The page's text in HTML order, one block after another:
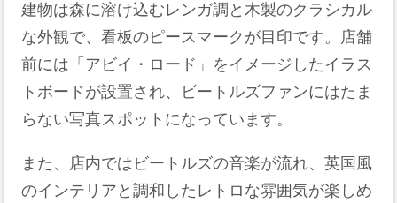
建物は森に溶け込むレンガ調と木製のクラシカル
な外観で、看板のピースマークが目印です。店舗
前には「アビイ・ロード」をイメージしたイラス
トボードが設置され、ビートルズファンにはたま
らない写真スポットになっています。
また、店内ではビートルズの音楽が流れ、英国風
のインテリアと調和したレトロな雰囲気が楽しめ